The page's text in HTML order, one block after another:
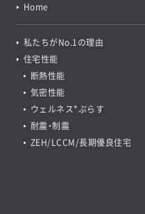
Home
私たちがNo.1の理由
住宅性能
断熱性能
気密性能
ウェルネス*ぷらす
耐震・制震
ZEH/LCCM/長期優良住宅